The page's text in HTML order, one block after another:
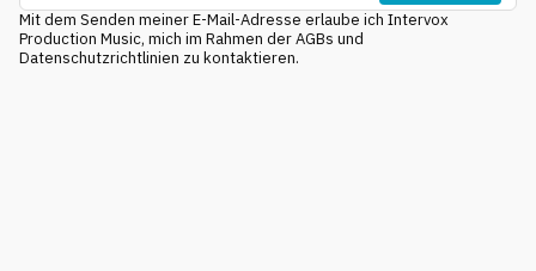
Mit dem Senden meiner E-Mail-Adresse erlaube ich Intervox
Production Music, mich im Rahmen der AGBs und
Datenschutzrichtlinien zu kontaktieren.